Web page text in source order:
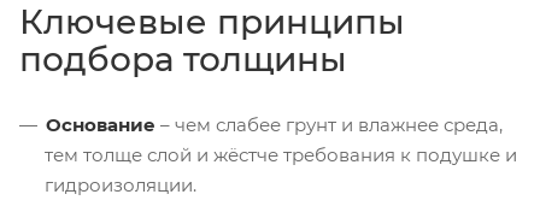
Ключевые принципы
подбора толщины
Основание – чем слабее грунт и влажнее среда,
тем толще слой и жёстче требования к подушке и
гидроизоляции.